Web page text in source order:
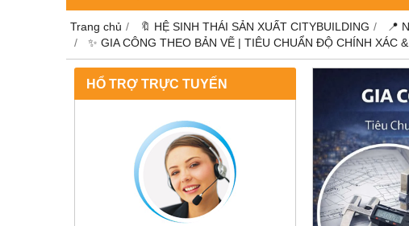
Trang chủ 🔖 HỆ SINH THÁI SẢN XUẤT CITYBUILDING 📍
✨ GIA CÔNG THEO BẢN VẼ | TIÊU CHUẨN ĐỘ CHÍNH XÁC
HỔ TRỢ TRỰC TUYẾN